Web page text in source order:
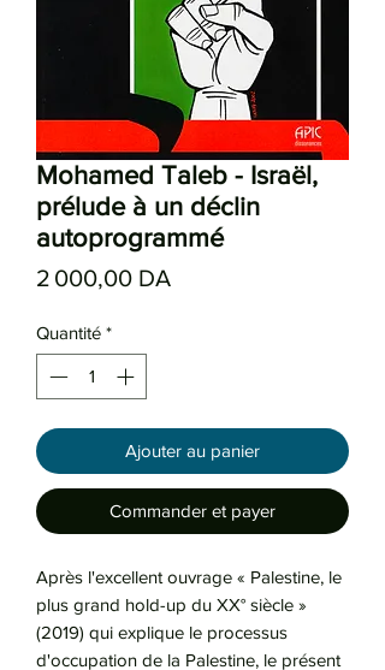
Mohamed Taleb - Israël,
prélude à un déclin
autoprogrammé
2 000,00 DA
Quantité *
Ajouter au panier
Commander et payer
Après l'excellent ouvrage « Palestine, le
plus grand hold-up du XX° siècle »
(2019) qui explique le processus
d'occupation de la Palestine, le présent